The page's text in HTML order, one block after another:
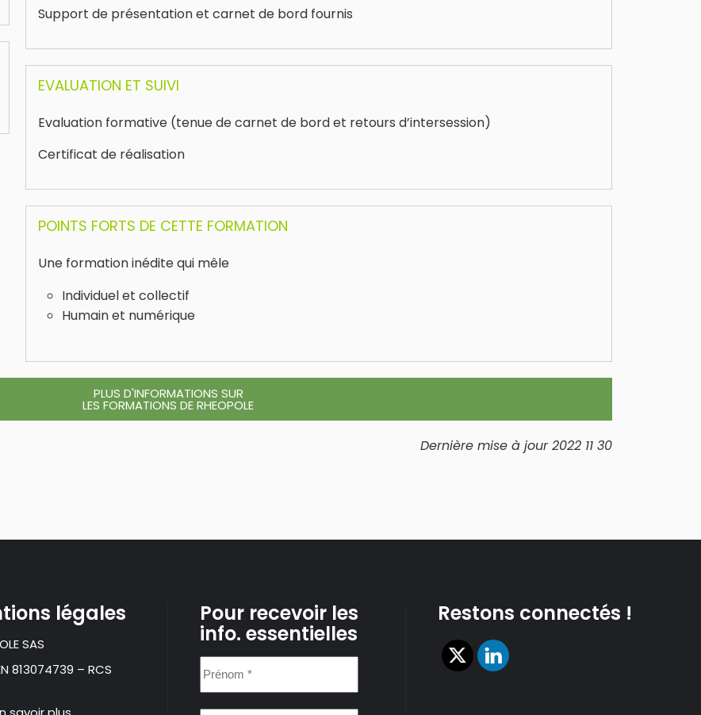
Support de présentation et carnet de bord fournis
EVALUATION ET SUIVI
Evaluation formative (tenue de carnet de bord et retours d’intersession)
Certificat de réalisation
POINTS FORTS DE CETTE FORMATION
Une formation inédite qui mêle
Individuel et collectif
Humain et numérique
PLUS D'INFORMATIONS SUR
LES FORMATIONS DE RHEOPOLE
Dernière mise à jour 2022 11 30
légales
SAS
813074739 – RCS
Pour recevoir les
info. essentielles
Prénom
*
Restons connectés !